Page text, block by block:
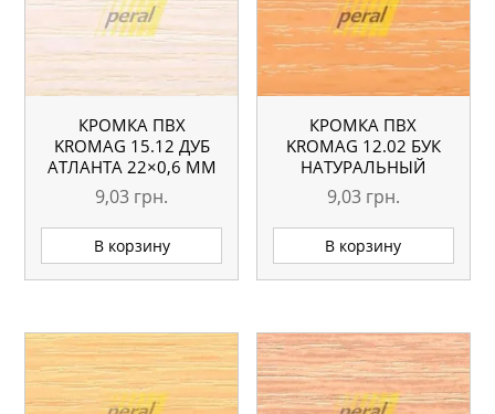
КРОМКА ПВХ
KROMAG 15.12 ДУБ
АТЛАНТА 22×0,6 ММ
9,03 грн.
В корзину
КРОМКА ПВХ
KROMAG 12.02 БУК
НАТУРАЛЬНЫЙ
22×0,6 ММ
9,03 грн.
В корзину